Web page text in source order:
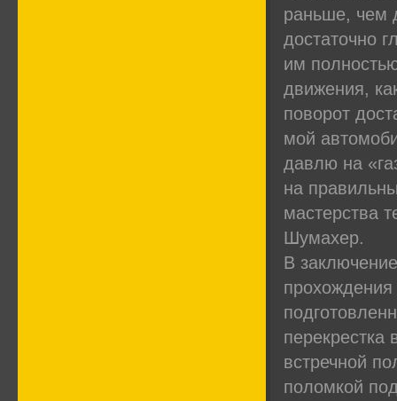
раньше, чем
достаточно
им
движения,
поворот
мой
давлю на
на
мастерства
Шумахер.
В
прохождения
перекрестка
встречной
поломкой